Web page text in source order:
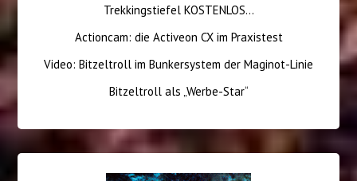
Trekkingstiefel KOSTENLOS…
Actioncam: die Activeon CX im Praxistest
Video: Bitzeltroll im Bunkersystem der Maginot-Linie
Bitzeltroll als „Werbe-Star“